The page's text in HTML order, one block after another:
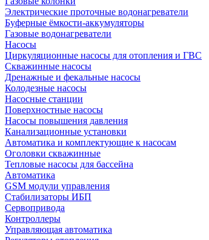
Электрические проточные водонагреватели
Буферные ёмкости-аккумуляторы
Газовые водонагреватели
Насосы
Циркуляционные насосы для отопления и ГВС
Скважинные насосы
Дренажные и фекальные насосы
Колодезные насосы
Насосные станции
Поверхностные насосы
Насосы повышения давления
Канализационные установки
Автоматика и комплектующие к насосам
Оголовки скважинные
Тепловые насосы для бассейна
Автоматика
GSM модули управления
Стабилизаторы ИБП
Сервопривода
Контроллеры
Управляющая автоматика